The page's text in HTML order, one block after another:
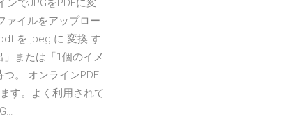
ンでJPGをPDFに変
ァイルをアップロー
を jpeg に 変換 す
または「1個のイメ
。 オンラインPDF
す。よく利用されて